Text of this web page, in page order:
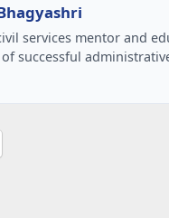
services mentor and
successful